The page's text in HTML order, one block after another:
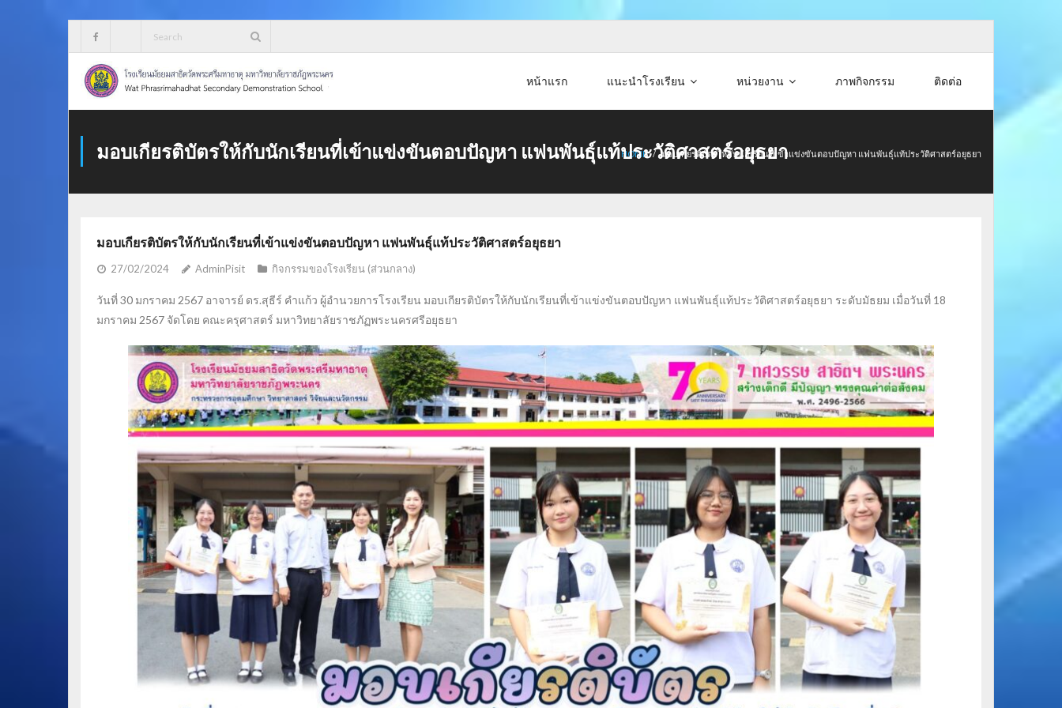
content
หน้าแรก
แนะนำโรงเรียน หน่วยงาน ภาพกิจกรรม ติดต่อ
HOME / มอบเกียรติบัตรให้กับนักเรียนที่เข้าแข่งขันตอบปัญหา แฟนพันธุ์แท้ประวัติศาสตร์อยุธยา
มอบเกียรติบัตรให้กับนักเรียนที่เข้าแข่งขันตอบปัญหา แฟนพันธุ์แท้ประวัติศาสตร์อยุธยา
มอบเกียรติบัตรให้กับนักเรียนที่เข้าแข่งขันตอบปัญหา แฟนพันธุ์แท้ประวัติศาสตร์อยุธยา
27/02/2024 AdminPisit กิจกรรมของโรงเรียน (ส่วนกลาง)
วันที่ 30 มกราคม 2567 อาจารย์ ดร.สุธีร์ คำแก้ว ผู้อำนวยการโรงเรียน มอบเกียรติบัตรให้กับนักเรียนที่เข้าแข่งขันตอบปัญหา แฟนพันธุ์แท้ประวัติศาสตร์อยุธยา ระดับมัธยม เมื่อวันที่ 18
มกราคม 2567 จัดโดย คณะครุศาสตร์ มหาวิทยาลัยราชภัฏพระนครศรีอยุธยา